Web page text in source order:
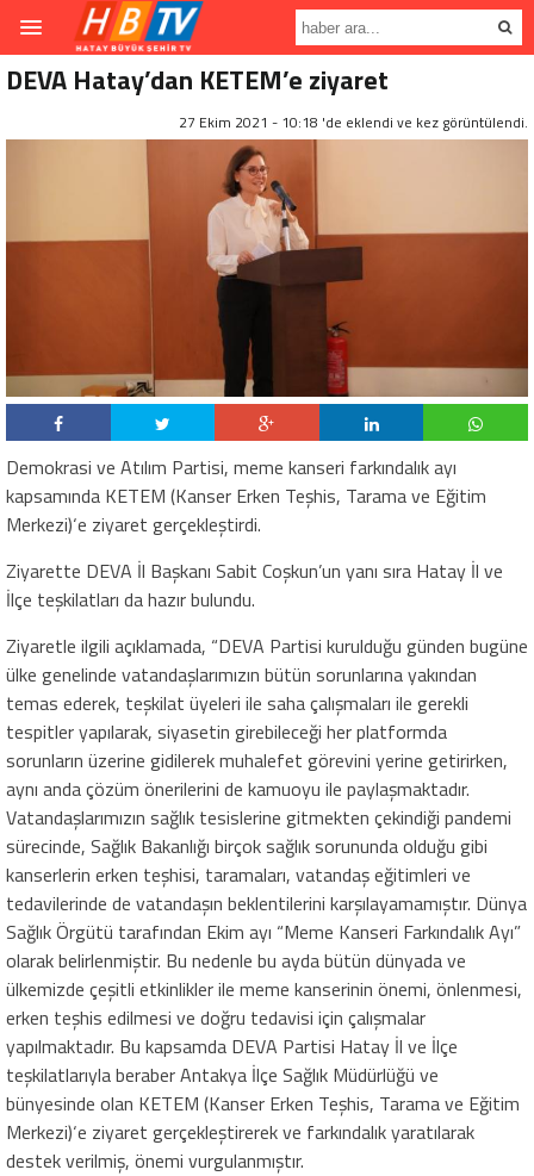
DEVA Hatay’dan KETEM’e ziyaret
27 Ekim 2021 - 10:18 'de eklendi ve kez görüntülendi.
Demokrasi ve Atılım Partisi, meme kanseri farkındalık ayı
kapsamında KETEM (Kanser Erken Teşhis, Tarama ve Eğitim
Merkezi)‘e ziyaret gerçekleştirdi.
Ziyarette DEVA İl Başkanı Sabit Coşkun’un yanı sıra Hatay İl ve
İlçe teşkilatları da hazır bulundu.
Ziyaretle ilgili açıklamada, “DEVA Partisi kurulduğu günden bugüne
ülke genelinde vatandaşlarımızın bütün sorunlarına yakından
temas ederek, teşkilat üyeleri ile saha çalışmaları ile gerekli
tespitler yapılarak, siyasetin girebileceği her platformda
sorunların üzerine gidilerek muhalefet görevini yerine getirirken,
aynı anda çözüm önerilerini de kamuoyu ile paylaşmaktadır.
Vatandaşlarımızın sağlık tesislerine gitmekten çekindiği pandemi
sürecinde, Sağlık Bakanlığı birçok sağlık sorununda olduğu gibi
kanserlerin erken teşhisi, taramaları, vatandaş eğitimleri ve
tedavilerinde de vatandaşın beklentilerini karşılayamamıştır. Dünya
Sağlık Örgütü tarafından Ekim ayı “Meme Kanseri Farkındalık Ayı”
olarak belirlenmiştir. Bu nedenle bu ayda bütün dünyada ve
ülkemizde çeşitli etkinlikler ile meme kanserinin önemi, önlenmesi,
erken teşhis edilmesi ve doğru tedavisi için çalışmalar
yapılmaktadır. Bu kapsamda DEVA Partisi Hatay İl ve İlçe
teşkilatlarıyla beraber Antakya İlçe Sağlık Müdürlüğü ve
bünyesinde olan KETEM (Kanser Erken Teşhis, Tarama ve Eğitim
Merkezi)‘e ziyaret gerçekleştirerek ve farkındalık yaratılarak
destek verilmiş, önemi vurgulanmıştır.